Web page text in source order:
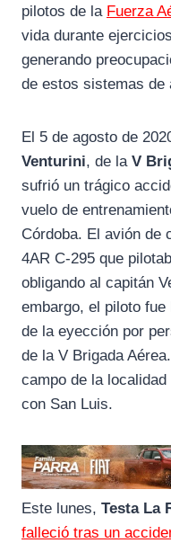
e
b
e
g
t
s
pilotos de la Fuerza
vida durante
generando
de estos sistemas de
El 5 de agosto de
Venturini, de la V
sufrió un trágico
vuelo de
Córdoba. El avión de
4AR C-295 que
obligando al capitán
embargo, el piloto
de la eyección por
de la V Brigada
campo de la
con San Luis.
Este lunes, Testa La
falleció tras un